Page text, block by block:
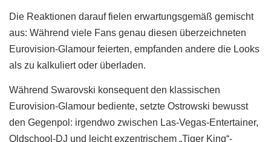
Die Reaktionen darauf fielen erwartungsgemäß gemischt
aus: Während viele Fans genau diesen überzeichneten
Eurovision-Glamour feierten, empfanden andere die Looks
als zu kalkuliert oder überladen.
Während Swarovski konsequent den klassischen
Eurovision-Glamour bediente, setzte Ostrowski bewusst
den Gegenpol: irgendwo zwischen Las-Vegas-Entertainer,
Oldschool-DJ und leicht exzentrischem „Tiger King“-